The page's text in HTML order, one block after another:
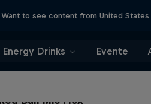
Want to see content from United
Energy Drinks Evente
Red Bull Mic Flex